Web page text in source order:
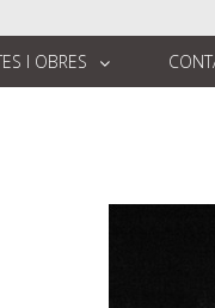
I OBRES